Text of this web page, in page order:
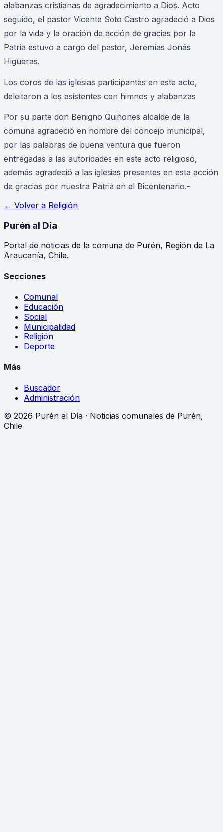
alabanzas cristianas de agradecimiento a Dios. Acto
seguido, el pastor Vicente Soto Castro agradeció a Dios
por la vida y la oración de acción de gracias por la
Patria estuvo a cargo del pastor, Jeremías Jonás
Higueras.
Los coros de las iglesias participantes en este acto,
deleitaron a los asistentes con himnos y alabanzas
Por su parte don Benigno Quiñones alcalde de la
comuna agradeció en nombre del concejo municipal,
por las palabras de buena ventura que fueron
entregadas a las autoridades en este acto religioso,
además agradeció a las iglesias presentes en esta acción
de gracias por nuestra Patria en el Bicentenario.-
← Volver a Religión
Purén al Día
Portal de noticias de la comuna de Purén, Región de La
Araucanía, Chile.
Secciones
Comunal
Educación
Social
Municipalidad
Religión
Deporte
Más
Buscador
Administración
© 2026 Purén al Día · Noticias comunales de Purén,
Chile